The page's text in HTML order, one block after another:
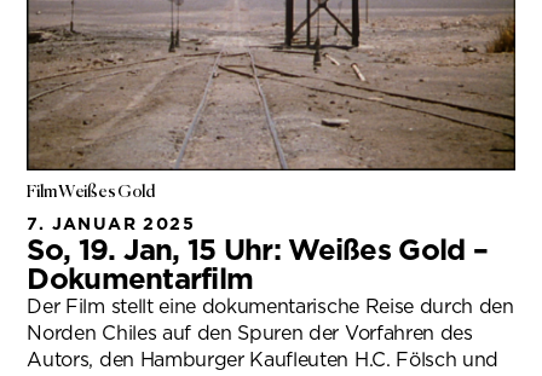
7. JANUAR 2025
So, 19. Jan, 15 Uhr: Weißes Gold –
Dokumentarfilm
Der Film stellt eine dokumentarische Reise durch den
Norden Chiles auf den Spuren der Vorfahren des
Autors, den Hamburger Kaufleuten H.C. Fölsch und
Film Weißes Gold